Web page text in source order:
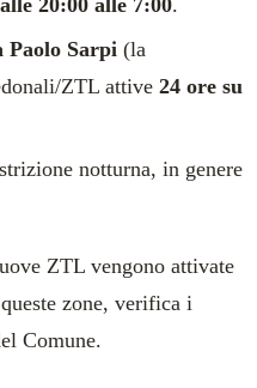
Paolo Sarpi(la
ZTL attive 24 ore su
notturna, in genere
ZTL vengono attivate
zone, verifica i
Comune.